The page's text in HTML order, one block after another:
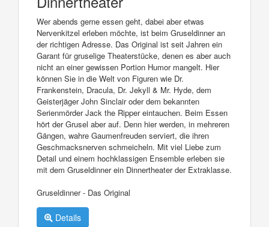
Wer abends gerne essen geht, dabei aber etwas
Nervenkitzel erleben möchte, ist beim Gruseldinner an
der richtigen Adresse. Das Original ist seit Jahren ein
Garant für gruselige Theaterstücke, denen es aber auch
nicht an einer gewissen Portion Humor mangelt. Hier
können Sie in die Welt von Figuren wie Dr.
Frankenstein, Dracula, Dr. Jekyll & Mr. Hyde, dem
Geisterjäger John Sinclair oder dem bekannten
Serienmörder Jack the Ripper eintauchen. Beim Essen
hört der Grusel aber auf. Denn hier werden, in mehreren
Gängen, wahre Gaumenfreuden serviert, die ihren
Geschmacksnerven schmeicheln. Mit viel Liebe zum
Detail und einem hochklassigen Ensemble erleben sie
mit dem Gruseldinner ein Dinnertheater der Extraklasse.
Gruseldinner - Das Original
Details